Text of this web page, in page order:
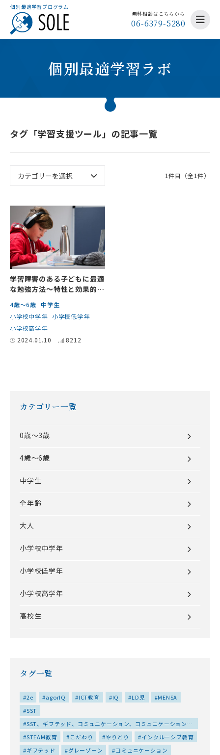
個別最適学習プログラム
無料相談はこちらから
06-6379-5280
個別最適学習ラボ
タグ「学習支援ツール」の記事一覧
1件目（全1件）
学習障害のある子どもに最適
な勉強方法～特性と効果的な
指導について～
4歳～6歳 中学生
小学校中学年 小学校低学年
小学校高学年
2024.01.10
8212
カテゴリー一覧
0歳～3歳
4歳～6歳
中学生
全年齢
大人
小学校中学年
小学校低学年
小学校高学年
高校生
タグ一覧
2e agorIQ ICT教育 IQ LD児
MENSA
SST
SST、ギフテッド、コミュニケーション、コミュニケーションス
キル、ソーシャルスキル、仲間づくり、友達作り、対人スキル、
居場所、特性、集団、集団プログラム、高IQ
STEAM教育 こだわり やりとり
インクルーシブ教育
ギフテッド
グレーゾーン
コミュニケーション